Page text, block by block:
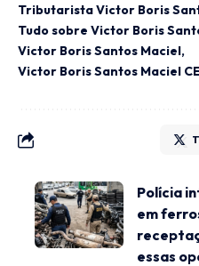
Tributarista Victor Boris
Tudo sobre Victor Boris
Victor Boris Santos Maciel
Victor Boris Santos Maciel
Polícia
em
essas